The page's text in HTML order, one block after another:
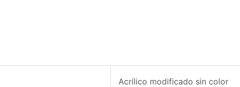
Acrílico modificado sin color